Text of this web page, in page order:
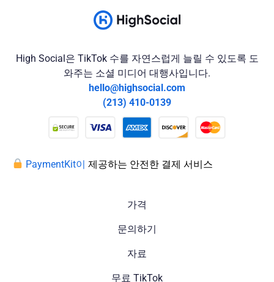
High Social은 TikTok 수를 자연스럽게 늘릴 수 있도록 도
와주는 소셜 미디어 대행사입니다.
hello@highsocial.com
(213) 410-0139
PaymentKit이 제공하는 안전한 결제 서비스
가격
문의하기
자료
무료 TikTok